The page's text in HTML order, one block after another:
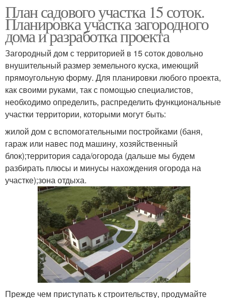
План садового участка 15 соток.
Планировка участка загородного
дома и разработка проекта
Загородный дом с территорией в 15 соток довольно
внушительный размер земельного куска, имеющий
прямоугольную форму. Для планировки любого проекта,
как своими руками, так с помощью специалистов,
необходимо определить, распределить функциональные
участки территории, которыми могут быть:
жилой дом с вспомогательными постройками (баня,
гараж или навес под машину, хозяйственный
блок);территория сада/огорода (дальше мы будем
разбирать плюсы и минусы нахождения огорода на
участке);зона отдыха.
Прежде чем приступать к строительству, продумайте